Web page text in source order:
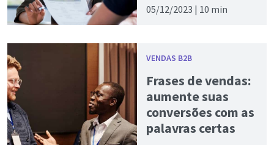
05/12/2023 | 10 min
VENDAS B2B
Frases de vendas:
aumente suas
conversões com as
palavras certas